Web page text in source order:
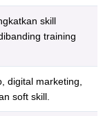
skill
training
digital marketing,
soft skill.